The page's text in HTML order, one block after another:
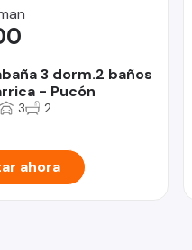
3 dorm.2 baños
- Pucón
3 2
ahora